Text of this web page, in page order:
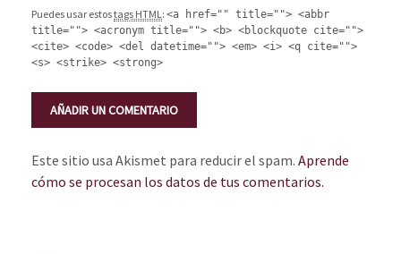
Puedes usar estostags HTML: <a href="" title=""> <abbr
title=""> <acronym title=""> <b> <blockquote cite="">
<cite> <code> <del datetime=""> <em> <i> <q cite="">
<s> <strike> <strong>
Este sitio usa Akismet para reducir el spam. Aprende
cómo se procesan los datos de tus comentarios.